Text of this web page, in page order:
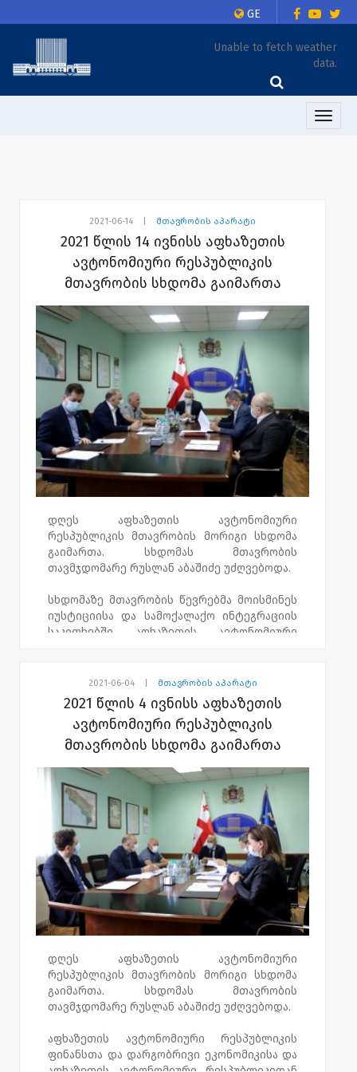
GE
Unable to fetch weather
data.
Toggle
2021-06-14 მთავრობის აპარატი
2021 წლის 14 ივნისს აფხაზეთის
ავტონომიური რესპუბლიკის
მთავრობის სხდომა გაიმართა
დღეს აფხაზეთის ავტონომიური
რესპუბლიკის მთავრობის მორიგი სხდომა
გაიმართა. სხდომას მთავრობის
თავმჯდომარე რუსლან აბაშიძე უძღვებოდა.
სხდომაზე მთავრობის წევრებმა მოისმინეს
იუსტიციისა და სამოქალაქო ინტეგრაციის
საკითხებში აფხაზეთის ავტონომიური
ინიციატივის ფარგლებში წარმოდგენილი
საკანონმდებლო აქტების პროექტების
აფხაზეთის უმაღლეს საბჭოსა და
საქართველოს პარლამენტში განხილვის
შედეგების შესახებ.
განიხილეს აფხაზეთის ავტონომიური
რესპუბლიკის 2022-2025 წლების
საშუალოვადიანი სამოქმედო გეგმა -
პრიორიტეტების დოკუმენტი და სხდომის
დღის წესრიგით გათვალისწინებული სხვა
საკითხები.
2021-06-04| მთავრობის აპარატი
2021 წლის 4 ივნისს აფხაზეთის
ავტონომიური რესპუბლიკის
მთავრობის სხდომა გაიმართა
დღეს აფხაზეთის ავტონომიური
რესპუბლიკის მთავრობის მორიგი სხდომა
გაიმართა. სხდომას მთავრობის
თავმჯდომარე რუსლან აბაშიძე უძღვებოდა.
აფხაზეთის ავტონომიური რესპუბლიკის
ფინანსთა და დარგობრივი ეკონომიკისა და